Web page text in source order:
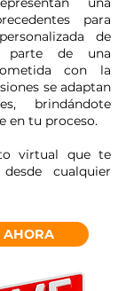
para
de
parte de una
con la
se adaptan
brindándote
en tu proceso.
virtual que te
cualquier
AHORA